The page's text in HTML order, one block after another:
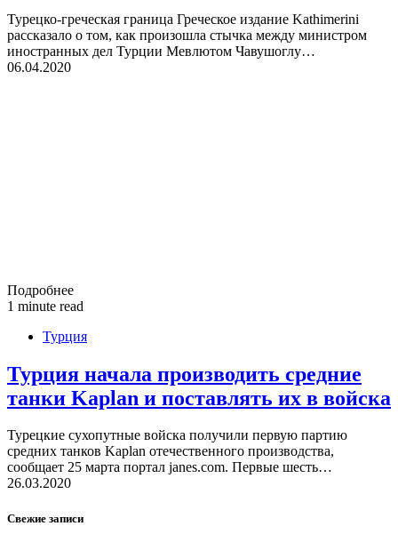
Турецко-греческая граница Греческое издание Kathimerini
рассказало о том, как произошла стычка между министром
иностранных дел Турции Мевлютом Чавушоглу…
06.04.2020
Подробнее
1 minute read
Турция
Турция начала производить средние
танки Kaplan и поставлять их в войска
Турецкие сухопутные войска получили первую партию
средних танков Kaplan отечественного производства,
сообщает 25 марта портал janes.com. Первые шесть…
26.03.2020
Свежие записи